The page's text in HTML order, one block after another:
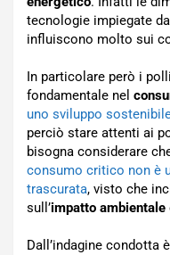
tecnologie impiegate
influiscono molto sui
In particolare però i
fondamentale nel
uno sviluppo
perciò stare attenti ai
bisogna considerare
consumo critico non è
trascurata, visto che
sull’impatto ambientale
Dall’indagine condotta